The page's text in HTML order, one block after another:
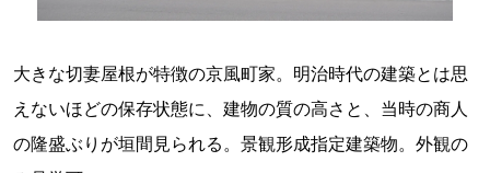
大きな切妻屋根が特徴の京風町家。明治時代の建築とは思
えないほどの保存状態に、建物の質の高さと、当時の商人
の隆盛ぶりが垣間見られる。景観形成指定建築物。外観の